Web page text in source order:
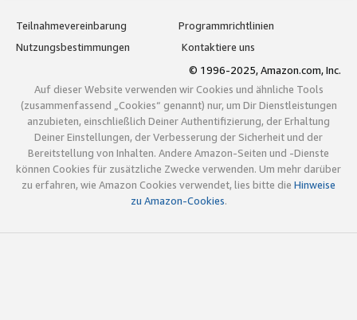
Teilnahmevereinbarung
Programmrichtlinien
Nutzungsbestimmungen
Kontaktiere uns
© 1996-2025, Amazon.com, Inc.
Auf dieser Website verwenden wir Cookies und ähnliche Tools
(zusammenfassend „Cookies“ genannt) nur, um Dir Dienstleistungen
anzubieten, einschließlich Deiner Authentifizierung, der Erhaltung
Deiner Einstellungen, der Verbesserung der Sicherheit und der
Bereitstellung von Inhalten. Andere Amazon-Seiten und -Dienste
können Cookies für zusätzliche Zwecke verwenden. Um mehr darüber
zu erfahren, wie Amazon Cookies verwendet, lies bitte die Hinweise
zu Amazon-Cookies.